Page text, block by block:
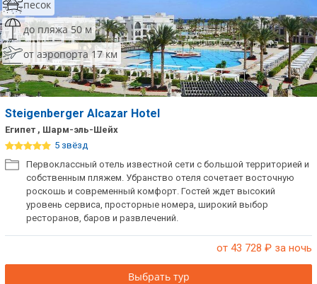
песок
до пляжа 50 м
от аэропорта 17 км
Steigenberger Alcazar Hotel
Египет , Шарм-эль-Шейх
5 звёзд
Первоклассный отель известной сети с большой территорией и
собственным пляжем. Убранство отеля сочетает восточную
роскошь и современный комфорт. Гостей ждет высокий
уровень сервиса, просторные номера, широкий выбор
ресторанов, баров и развлечений.
от 43 728 ₽ за ночь
Выбрать тур